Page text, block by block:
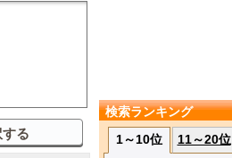
検索ランキング
1～10位
11～20位